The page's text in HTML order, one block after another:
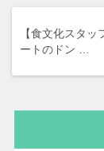
【食文化スタ
ートのドン …